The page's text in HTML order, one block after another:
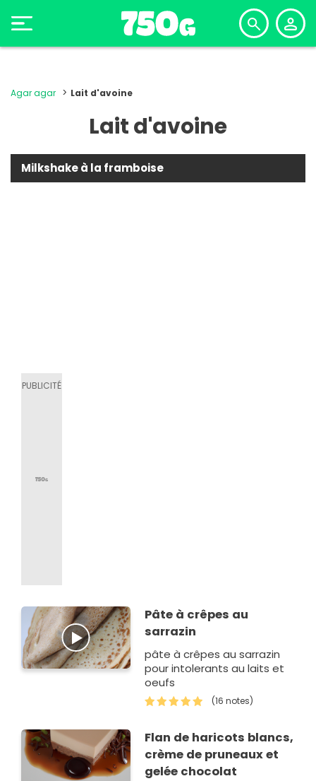
Agar agar Lait d'avoine
Lait d'avoine
Milkshake à la framboise
Pâte à crêpes au
sarrazin
pâte à crêpes au sarrazin
pour intolerants au laits et
oeufs
(16 notes)
Flan de haricots blancs,
crème de pruneaux et
gelée chocolat